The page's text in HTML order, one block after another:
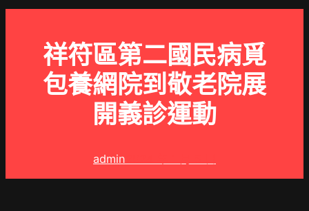
祥符區第二國民病覓
包養網院到敬老院展
開義診運動
admin